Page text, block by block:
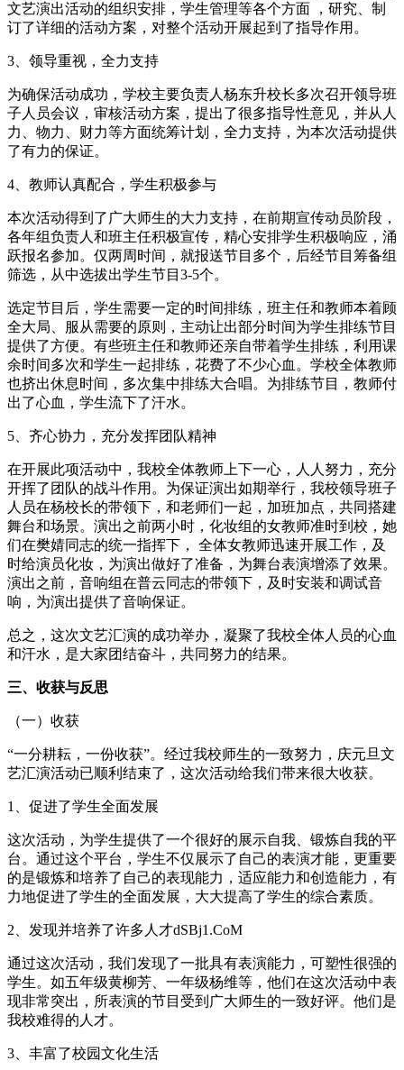
文艺演出活动的组织安排，学生管理等各个方面 ，研究、制
订了详细的活动方案，对整个活动开展起到了指导作用。
3、领导重视，全力支持
为确保活动成功，学校主要负责人杨东升校长多次召开领导班
子人员会议，审核活动方案，提出了很多指导性意见，并从人
力、物力、财力等方面统筹计划，全力支持，为本次活动提供
了有力的保证。
4、教师认真配合，学生积极参与
本次活动得到了广大师生的大力支持，在前期宣传动员阶段，
各年组负责人和班主任积极宣传，精心安排学生积极响应，涌
跃报名参加。仅两周时间，就报送节目多个，后经节目筹备组
筛选，从中选拔出学生节目3-5个。
选定节目后，学生需要一定的时间排练，班主任和教师本着顾
全大局、服从需要的原则，主动让出部分时间为学生排练节目
提供了方便。有些班主任和教师还亲自带着学生排练，利用课
余时间多次和学生一起排练，花费了不少心血。学校全体教师
也挤出休息时间，多次集中排练大合唱。为排练节目，教师付
出了心血，学生流下了汗水。
5、齐心协力，充分发挥团队精神
在开展此项活动中，我校全体教师上下一心，人人努力，充分
开挥了团队的战斗作用。为保证演出如期举行，我校领导班子
人员在杨校长的带领下，和老师们一起，加班加点，共同搭建
舞台和场景。演出之前两小时，化妆组的女教师准时到校，她
们在樊婧同志的统一指挥下， 全体女教师迅速开展工作，及
时给演员化妆，为演出做好了准备，为舞台表演增添了效果。
演出之前，音响组在普云同志的带领下，及时安装和调试音
响，为演出提供了音响保证。
总之，这次文艺汇演的成功举办，凝聚了我校全体人员的心血
和汗水，是大家团结奋斗，共同努力的结果。
三、收获与反思
（一）收获
“一分耕耘，一份收获”。经过我校师生的一致努力，庆元旦文
艺汇演活动已顺利结束了，这次活动给我们带来很大收获。
1、促进了学生全面发展
这次活动，为学生提供了一个很好的展示自我、锻炼自我的平
台。通过这个平台，学生不仅展示了自己的表演才能，更重要
的是锻炼和培养了自己的表现能力，适应能力和创造能力，有
力地促进了学生的全面发展，大大提高了学生的综合素质。
2、发现并培养了许多人才dSBj1.CoM
通过这次活动，我们发现了一批具有表演能力，可塑性很强的
学生。如五年级黄柳芳、一年级杨维等，他们在这次活动中表
现非常突出，所表演的节目受到广大师生的一致好评。他们是
我校难得的人才。
3、丰富了校园文化生活